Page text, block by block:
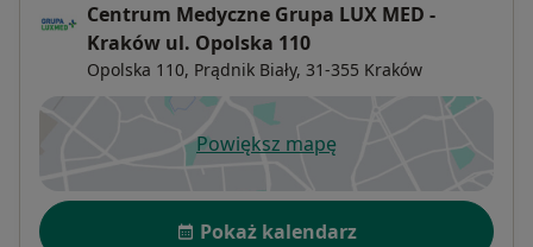
Centrum Medyczne Grupa LUX MED -
Kraków ul. Opolska 110
Opolska 110, Prądnik Biały, 31-355 Kraków
Powiększ mapęotwiera się w nowej karcie
Dostępność
Pokaż kalendarz